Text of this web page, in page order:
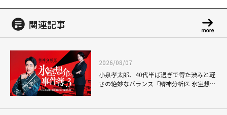
関連記事
2026/08/07
小泉孝太郎、40代半ば過ぎで得た渋みと軽
さの絶妙なバランス「精神分析医 氷室想介